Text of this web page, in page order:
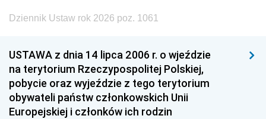
Dziennik Ustaw rok 2026 poz. 1061
USTAWA z dnia 14 lipca 2006 r. o wjeździe
na terytorium Rzeczypospolitej Polskiej,
pobycie oraz wyjeździe z tego terytorium
obywateli państw członkowskich Unii
Europejskiej i członków ich rodzin